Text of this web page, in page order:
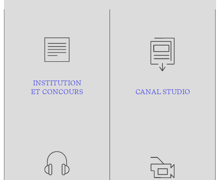
INSTITUTION
ET CONCOURS
CANAL STUDIO